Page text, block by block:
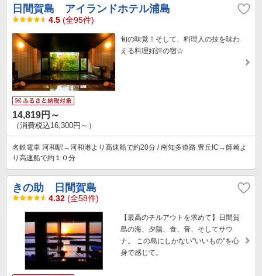
日間賀島 アイランドホテル浦島
4.5 (全95件)
旬の味覚！そして、料理人の技を味わ
える料理好評の宿☆
14,819円～
（消費税込16,300円～）
名鉄電車 河和駅→河和港より高速船で約20分 / 南知多道路 豊丘IC→師崎よ
り高速船で約１０分
きの助 日間賀島
4.32 (全58件)
【最高のチルアウトを求めて】日間賀
島の海、夕陽、食、音、そしてサウ
ナ。 この島にしかない”いいもの”を心
身で感じて。